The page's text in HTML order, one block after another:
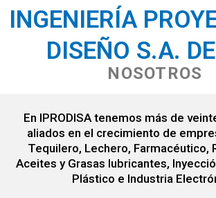
INGENIERÍA
DISEÑO S.A.
NOSOTROS
En IPRODISA tenemos más de
aliados en el crecimiento de
Tequilero, Lechero, Farmacéutico,
Aceites y Grasas lubricantes,
Plástico e Industria